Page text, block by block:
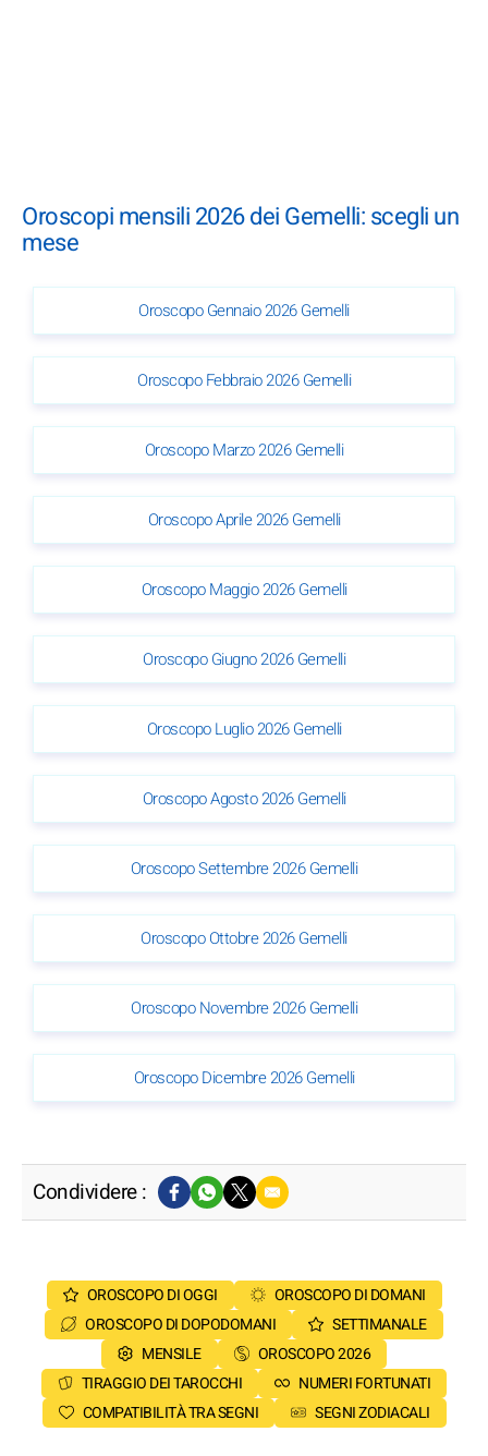
Oroscopi mensili 2026 dei Gemelli: scegli un
mese
Oroscopo Gennaio 2026 Gemelli
Oroscopo Febbraio 2026 Gemelli
Oroscopo Marzo 2026 Gemelli
Oroscopo Aprile 2026 Gemelli
Oroscopo Maggio 2026 Gemelli
Oroscopo Giugno 2026 Gemelli
Oroscopo Luglio 2026 Gemelli
Oroscopo Agosto 2026 Gemelli
Oroscopo Settembre 2026 Gemelli
Oroscopo Ottobre 2026 Gemelli
Oroscopo Novembre 2026 Gemelli
Oroscopo Dicembre 2026 Gemelli
Condividere :
OROSCOPO DI OGGI
OROSCOPO DI DOMANI
OROSCOPO DI DOPODOMANI
SETTIMANALE
MENSILE
OROSCOPO 2026
TIRAGGIO DEI TAROCCHI
NUMERI FORTUNATI
COMPATIBILITÀ TRA SEGNI
SEGNI ZODIACALI